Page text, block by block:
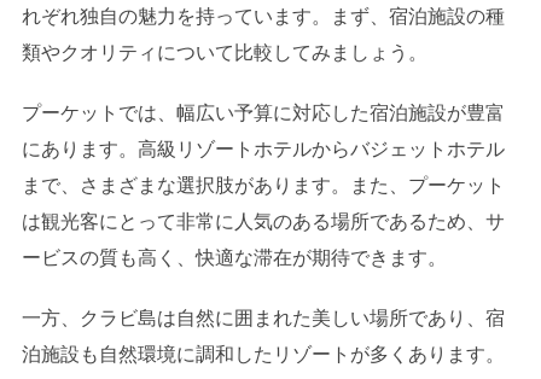
れぞれ独自の魅力を持っています。まず、宿泊施設の種
類やクオリティについて比較してみましょう。
プーケットでは、幅広い予算に対応した宿泊施設が豊富
にあります。高級リゾートホテルからバジェットホテル
まで、さまざまな選択肢があります。また、プーケット
は観光客にとって非常に人気のある場所であるため、サ
ービスの質も高く、快適な滞在が期待できます。
一方、クラビ島は自然に囲まれた美しい場所であり、宿
泊施設も自然環境に調和したリゾートが多くあります。